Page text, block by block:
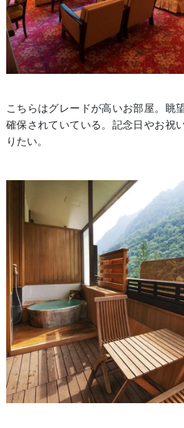
こちらはグレードが高いお部屋。眺
確保されていている。記念日やお祝
りたい。